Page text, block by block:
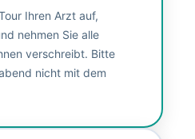
Ihren Arzt auf,
nehmen Sie alle
verschreibt. Bitte
nicht mit dem